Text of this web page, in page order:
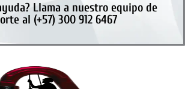
Llama a nuestro equipo de
al (+57) 300 912 6467